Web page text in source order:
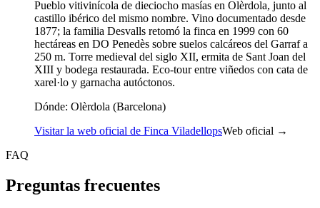
Pueblo vitivinícola de dieciocho masías en Olèrdola, junto al
castillo ibérico del mismo nombre. Vino documentado desde
1877; la familia Desvalls retomó la finca en 1999 con 60
hectáreas en DO Penedès sobre suelos calcáreos del Garraf a
250 m. Torre medieval del siglo XII, ermita de Sant Joan del
XIII y bodega restaurada. Eco-tour entre viñedos con cata de
xarel·lo y garnacha autóctonos.
Dónde: Olèrdola (Barcelona)
Visitar la web oficial de Finca ViladellopsWeb oficial →
FAQ
Preguntas frecuentes